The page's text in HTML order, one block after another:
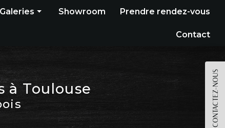
CONTACTEZ-NOUS
Galeries Showroom Prendre rendez-vous
Contact
à Toulouse